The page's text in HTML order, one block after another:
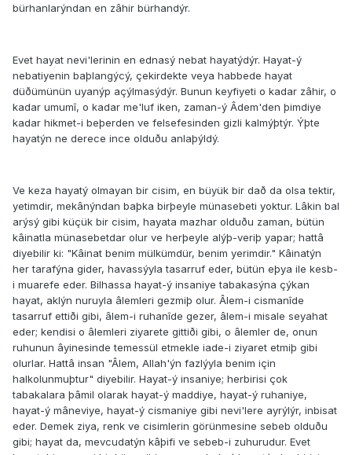
bürhanlarýndan en zâhir bürhandýr.
Evet hayat nevi'lerinin en ednasý nebat hayatýdýr. Hayat-ý
nebatiyenin baþlangýcý, çekirdekte veya habbede hayat
düðümünün uyanýp açýlmasýdýr. Bunun keyfiyeti o kadar zâhir, o
kadar umumî, o kadar me'luf iken, zaman-ý Âdem'den þimdiye
kadar hikmet-i beþerden ve felsefesinden gizli kalmýþtýr. Ýþte
hayatýn ne derece ince olduðu anlaþýldý.
Ve keza hayatý olmayan bir cisim, en büyük bir dað da olsa tektir,
yetimdir, mekânýndan baþka birþeyle münasebeti yoktur. Lâkin bal
arýsý gibi küçük bir cisim, hayata mazhar olduðu zaman, bütün
kâinatla münasebetdar olur ve herþeyle alýþ-veriþ yapar; hattâ
diyebilir ki: "Kâinat benim mülkümdür, benim yerimdir." Kâinatýn
her tarafýna gider, havassýyla tasarruf eder, bütün eþya ile kesb-
i muarefe eder. Bilhassa hayat-ý insaniye tabakasýna çýkan
hayat, aklýn nuruyla âlemleri gezmiþ olur. Âlem-i cismanîde
tasarruf ettiði gibi, âlem-i ruhanîde gezer, âlem-i misale seyahat
eder; kendisi o âlemleri ziyarete gittiði gibi, o âlemler de, onun
ruhunun âyinesinde temessül etmekle iade-i ziyaret etmiþ gibi
olurlar. Hattâ insan "Âlem, Allah'ýn fazlýyla benim için
halkolunmuþtur" diyebilir. Hayat-ý insaniye; herbirisi çok
tabakalara þâmil olarak hayat-ý maddiye, hayat-ý ruhaniye,
hayat-ý mâneviye, hayat-ý cismaniye gibi nevi'lere ayrýlýr, inbisat
eder. Demek ziya, renk ve cisimlerin görünmesine sebeb olduðu
gibi; hayat da, mevcudatýn kâþifi ve sebeb-i zuhurudur. Evet